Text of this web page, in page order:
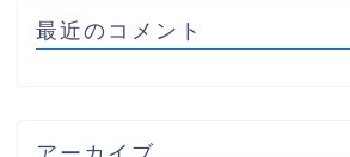
最近のコメント